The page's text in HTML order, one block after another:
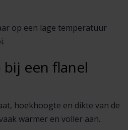
op een lage temperatuur
een flanel
hoekhoogte en dikte van de
warmer en voller aan.